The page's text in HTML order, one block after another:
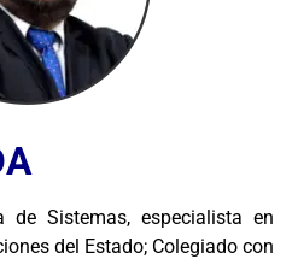
de Sistemas, especialista en
del Estado; Colegiado con